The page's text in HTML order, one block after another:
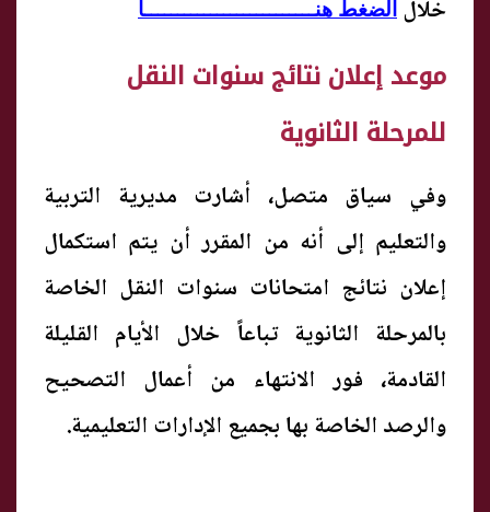
خلال الضغط هنــــــــــــــــــــــــــا
موعد إعلان نتائج سنوات النقل
للمرحلة الثانوية
​وفي سياق متصل، أشارت مديرية التربية
والتعليم إلى أنه من المقرر أن يتم استكمال
إعلان نتائج امتحانات سنوات النقل الخاصة
بالمرحلة الثانوية تباعاً خلال الأيام القليلة
القادمة، فور الانتهاء من أعمال التصحيح
والرصد الخاصة بها بجميع الإدارات التعليمية.